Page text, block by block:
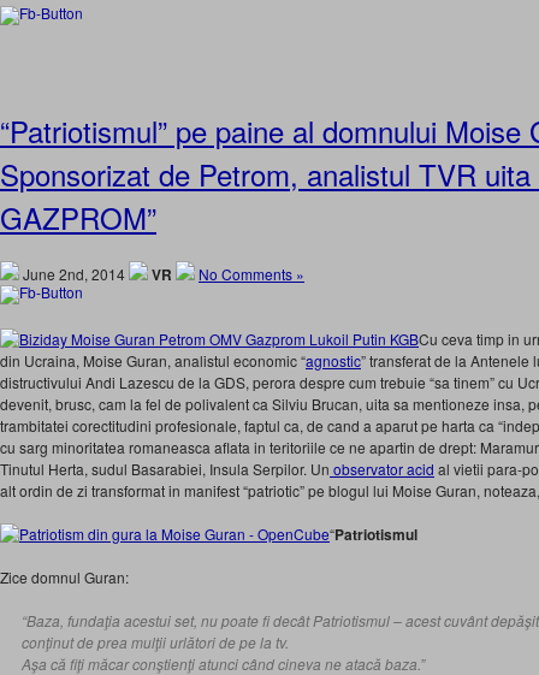
“Patriotismul” pe paine al domnului Moise
Sponsorizat de Petrom, analistul TVR
GAZPROM”
June 2nd, 2014 VR No Comments »
Cu ceva timp in
din Ucraina, Moise Guran, analistul economic “agnostic” transferat de la Antenele
distructivului Andi Lazescu de la GDS, perora despre cum trebuie “sa tinem” cu
devenit, brusc, cam la fel de polivalent ca Silviu Brucan, uita sa mentioneze insa,
trambitatei corectitudini profesionale, faptul ca, de cand a aparut pe harta ca
cu sarg minoritatea romaneasca aflata in teritoriile ce ne apartin de drept:
Tinutul Herta, sudul Basarabiei, Insula Serpilor. Un observator acid al vietii para-
alt ordin de zi transformat in manifest “patriotic” pe blogul lui Moise Guran,
“Patriotismul
Zice domnul Guran:
“Baza, fundaţia acestui set, nu poate fi decât Patriotismul – acest cuvânt
conţinut de prea mulţii urlători de pe la tv.
Aşa că fiţi măcar conştienţi atunci când cineva ne atacă baza.”